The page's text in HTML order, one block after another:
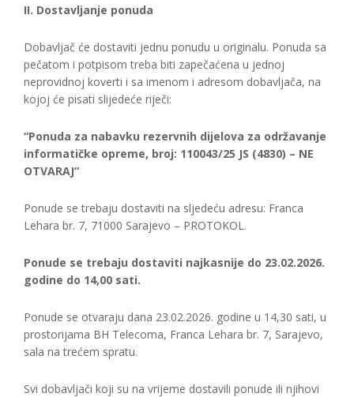
II. Dostavljanje ponuda
Dobavljač će dostaviti jednu ponudu u originalu. Ponuda sa
pečatom i potpisom treba biti zapečaćena u jednoj
neprovidnoj koverti i sa imenom i adresom dobavljača, na
kojoj će pisati slijedeće riječi:
“Ponuda za nabavku rezervnih dijelova za održavanje
informatičke opreme, broj: 110043/25 JS (4830) – NE
OTVARAJ“
Ponude se trebaju dostaviti na sljedeću adresu: Franca
Lehara br. 7, 71000 Sarajevo – PROTOKOL.
Ponude se trebaju dostaviti najkasnije do 23.02.2026.
godine do 14,00 sati.
Ponude se otvaraju dana 23.02.2026. godine u 14,30 sati, u
prostorijama BH Telecoma, Franca Lehara br. 7, Sarajevo,
sala na trećem spratu.
Svi dobavljači koji su na vrijeme dostavili ponude ili njihovi